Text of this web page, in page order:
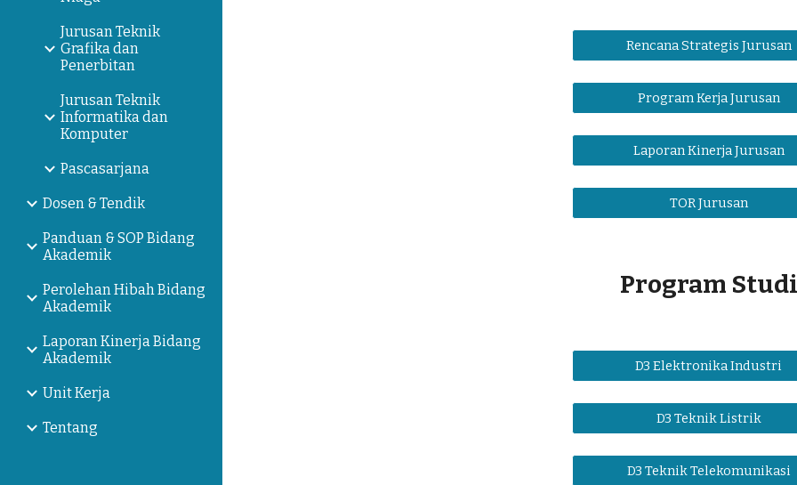
Jurusan Teknik
Grafika dan
Penerbitan
Jurusan Teknik
Informatika dan
Komputer
Pascasarjana
Dosen & Tendik
Panduan & SOP Bidang
Akademik
Perolehan Hibah Bidang
Akademik
Laporan Kinerja Bidang
Akademik
Unit Kerja
Tentang
Rencana Strategis Jurusan
Program Kerja Jurusan
Laporan Kinerja Jurusan
TOR Jurusan
Program Studi
D3 Elektronika Industri
D3 Teknik Listrik
D3 Teknik Telekomunikasi